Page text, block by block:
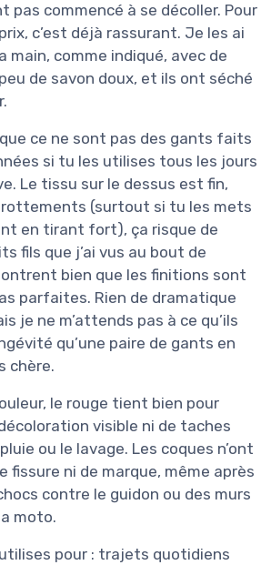
pas commencé à se décoller. Pour
c’est déjà rassurant. Je les ai
main, comme indiqué, avec de
de savon doux, et ils ont séché
ce ne sont pas des gants faits
si tu les utilises tous les jours
Le tissu sur le dessus est fin,
(surtout si tu les mets
en tirant fort), ça risque de
fils que j’ai vus au bout de
bien que les finitions sont
parfaites. Rien de dramatique
je ne m’attends pas à ce qu’ils
qu’une paire de gants en
chère.
le rouge tient bien pour
visible ni de taches
ou le lavage. Les coques n’ont
fissure ni de marque, même après
contre le guidon ou des murs
moto.
pour : trajets quotidiens